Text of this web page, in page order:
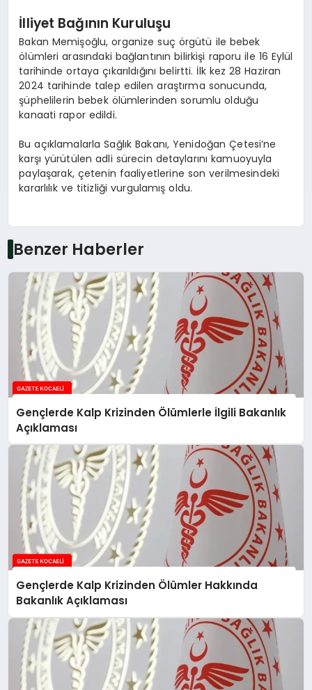
İlliyet Bağının Kuruluşu
Bakan Memişoğlu, organize suç örgütü ile bebek
ölümleri arasındaki bağlantının bilirkişi raporu ile 16 Eylül
tarihinde ortaya çıkarıldığını belirtti. İlk kez 28 Haziran
2024 tarihinde talep edilen araştırma sonucunda,
şüphelilerin bebek ölümlerinden sorumlu olduğu
kanaati rapor edildi.
Bu açıklamalarla Sağlık Bakanı, Yenidoğan Çetesi’ne
karşı yürütülen adli sürecin detaylarını kamuoyuyla
paylaşarak, çetenin faaliyetlerine son verilmesindeki
kararlılık ve titizliği vurgulamış oldu.
Benzer Haberler
Gençlerde Kalp Krizinden Ölümlerle İlgili Bakanlık
Açıklaması
Gençlerde Kalp Krizinden Ölümler Hakkında
Bakanlık Açıklaması